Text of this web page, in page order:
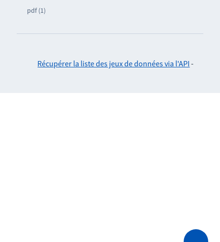
pdf (1)
Récupérer la liste des jeux de données via l'API -